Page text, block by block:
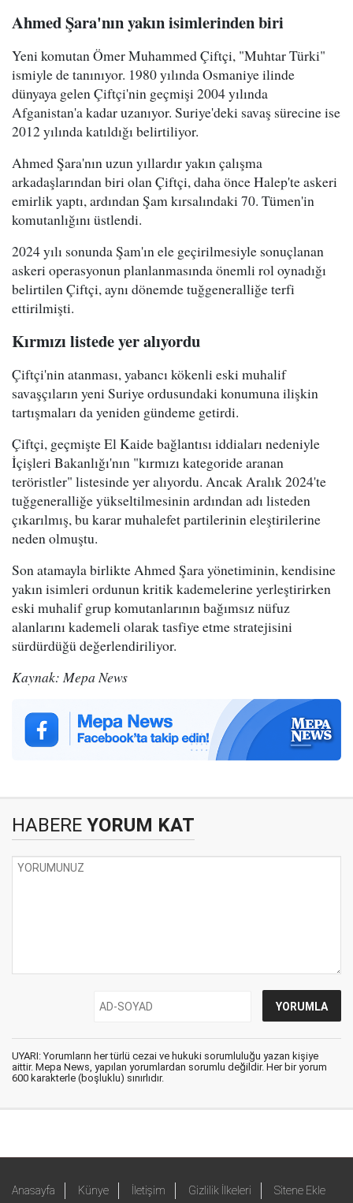
Ahmed Şara'nın yakın isimlerinden biri
Yeni komutan Ömer Muhammed Çiftçi, "Muhtar Türki"
ismiyle de tanınıyor. 1980 yılında Osmaniye ilinde
dünyaya gelen Çiftçi'nin geçmişi 2004 yılında
Afganistan'a kadar uzanıyor. Suriye'deki savaş sürecine ise
2012 yılında katıldığı belirtiliyor.
Ahmed Şara'nın uzun yıllardır yakın çalışma
arkadaşlarından biri olan Çiftçi, daha önce Halep'te askeri
emirlik yaptı, ardından Şam kırsalındaki 70. Tümen'in
komutanlığını üstlendi.
2024 yılı sonunda Şam'ın ele geçirilmesiyle sonuçlanan
askeri operasyonun planlanmasında önemli rol oynadığı
belirtilen Çiftçi, aynı dönemde tuğgeneralliğe terfi
ettirilmişti.
Kırmızı listede yer alıyordu
Çiftçi'nin atanması, yabancı kökenli eski muhalif
savaşçıların yeni Suriye ordusundaki konumuna ilişkin
tartışmaları da yeniden gündeme getirdi.
Çiftçi, geçmişte El Kaide bağlantısı iddiaları nedeniyle
İçişleri Bakanlığı'nın "kırmızı kategoride aranan
teröristler" listesinde yer alıyordu. Ancak Aralık 2024'te
tuğgeneralliğe yükseltilmesinin ardından adı listeden
çıkarılmış, bu karar muhalefet partilerinin eleştirilerine
neden olmuştu.
Son atamayla birlikte Ahmed Şara yönetiminin, kendisine
yakın isimleri ordunun kritik kademelerine yerleştirirken
eski muhalif grup komutanlarının bağımsız nüfuz
alanlarını kademeli olarak tasfiye etme stratejisini
sürdürdüğü değerlendiriliyor.
Kaynak: Mepa News
HABERE YORUM KAT
UYARI: Yorumların her türlü cezai ve hukuki sorumluluğu yazan kişiye
aittir. Mepa News, yapılan yorumlardan sorumlu değildir. Her bir yorum
600 karakterle (boşluklu) sınırlıdır.
Anasayfa Künye İletişim Gizlilik İlkeleri Sitene Ekle